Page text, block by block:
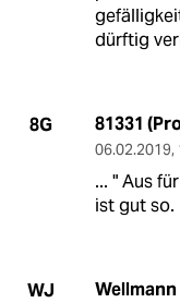
dürftig
8G 81331
06.02.2019,
... " Aus
ist gut so.
WJ